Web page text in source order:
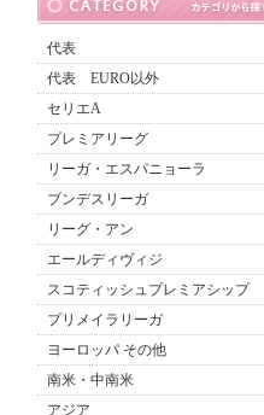
代表
代表 EURO以外
セリエA
プレミアリーグ
リーガ・エスパニョーラ
ブンデスリーガ
リーグ・アン
エールディヴィジ
スコティッシュプレミアシップ
プリメイラリーガ
ヨーロッパ その他
南米・中南米
アジア